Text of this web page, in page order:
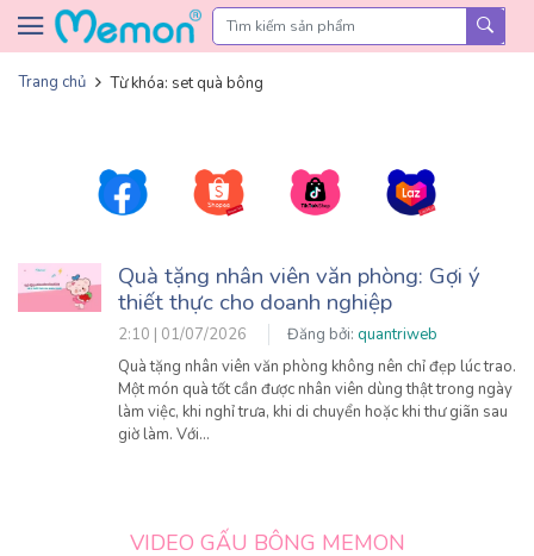
Skip to content
Trang chủ Từ khóa: set quà bông
Quà tặng nhân viên văn phòng: Gợi ý
thiết thực cho doanh nghiệp
2:10 | 01/07/2026 Đăng bởi: quantriweb
Quà tặng nhân viên văn phòng không nên chỉ đẹp lúc trao.
Một món quà tốt cần được nhân viên dùng thật trong ngày
làm việc, khi nghỉ trưa, khi di chuyển hoặc khi thư giãn sau
giờ làm. Với…
VIDEO GẤU BÔNG MEMON